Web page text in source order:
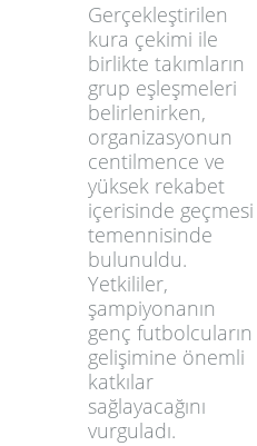
Gerçekleştirilen
kura çekimi ile
birlikte takımların
grup eşleşmeleri
belirlenirken,
organizasyonun
centilmence ve
yüksek rekabet
içerisinde geçmesi
temennisinde
bulunuldu.
Yetkililer,
şampiyonanın
genç futbolcuların
gelişimine önemli
katkılar
sağlayacağını
vurguladı.